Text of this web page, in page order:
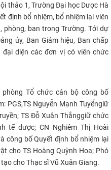
thảo 1, Trường Đại học Dược Hà
định bổ nhiệm, bổ nhiệm lại viên
phòng, ban trong Trường. Tới dự
ủy, Ban Giám hiệu, Ban chấp
đại diện các đơn vị có viên chức
Tổ chức cán bộ công bố
PGS,TS Nguyễn Mạnh Tuyểngiữ
TS Đỗ Xuân Thắnggiữ chức
tế dược; CN Nghiêm Thị Hoài
công bố Quyết định bổ nhiệm lại
cho TS Hoàng Quỳnh Hoa; Phó
cho Thạc sĩ Vũ Xuân Giang.